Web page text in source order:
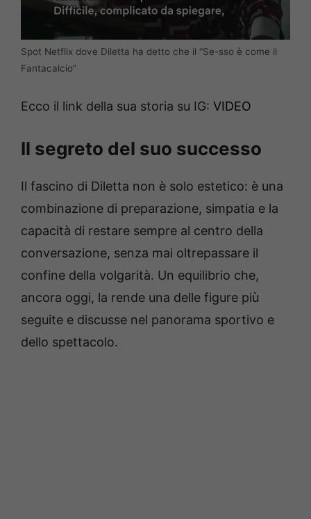
Spot Netflix dove Diletta ha detto che il “Se-sso è come il
Fantacalcio”
Ecco il link della sua storia su IG: VIDEO
Il segreto del suo successo
Il fascino di Diletta non è solo estetico: è una
combinazione di preparazione, simpatia e la
capacità di restare sempre al centro della
conversazione, senza mai oltrepassare il
confine della volgarità. Un equilibrio che,
ancora oggi, la rende una delle figure più
seguite e discusse nel panorama sportivo e
dello spettacolo.